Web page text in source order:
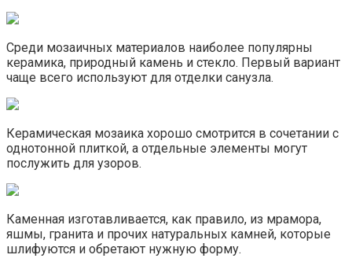
Среди мозаичных материалов наиболее популярны
керамика, природный камень и стекло. Первый вариант
чаще всего используют для отделки санузла.
Керамическая мозаика хорошо смотрится в сочетании с
однотонной плиткой, а отдельные элементы могут
послужить для узоров.
Каменная изготавливается, как правило, из мрамора,
яшмы, гранита и прочих натуральных камней, которые
шлифуются и обретают нужную форму.